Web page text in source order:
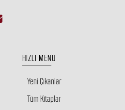
HIZLI MENÜ
Yeni Çıkanlar
Tüm Kitaplar